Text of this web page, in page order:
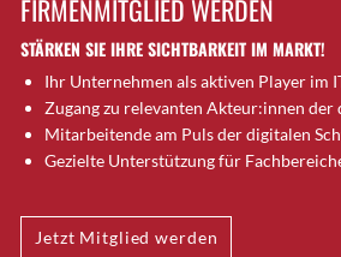
Brugg AG
Brütten
Bubendorf
Bubikon
Buchs (SG)
Bäretswil
Bülach
FIRMENMITGLIED WERDEN
STÄRKEN SIE IHRE SICHTBARKEIT IM MARKT!
Ihr Unternehmen als aktiven Player im
Zugang zu relevanten Akteur:innen
Mitarbeitende am Puls der digitalen
Gezielte Unterstützung für
Jetzt Mitglied werden